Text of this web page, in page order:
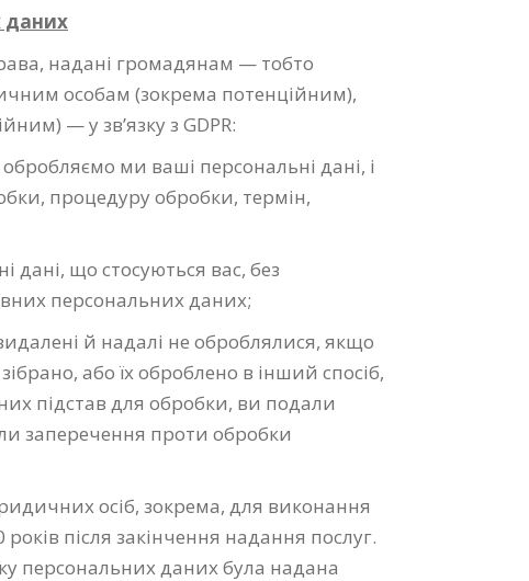
даних
надані громадянам — тобто
особам (зокрема потенційним),
— у зв’язку з GDPR:
ми ваші персональні дані, і
процедуру обробки, термін,
що стосуються вас, без
персональних даних;
й надалі не оброблялися, якщо
або їх оброблено в інший спосіб,
підстав для обробки, ви подали
заперечення проти обробки
осіб, зокрема, для виконання
після закінчення надання послуг.
персональних даних була надана